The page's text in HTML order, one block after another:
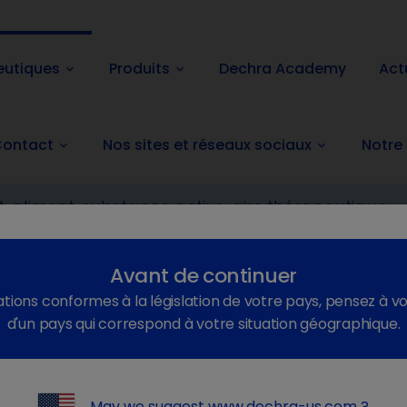
keyboard_arrow_down Produits keyboard_arrow_down Dechra Academy
keyboard_arrow_down Nos sites et réseaux sociaux keyboard_arrow_down Notre
propose des solutions
Avant de continuer
conformes à la législation de votre pays, pensez à
d'un pays qui correspond à votre situation géographique.